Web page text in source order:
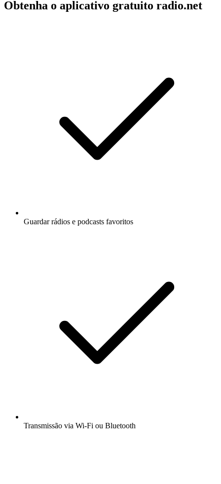
Obtenha o aplicativo gratuito radio.net
Guardar rádios e podcasts favoritos
Transmissão via Wi-Fi ou Bluetooth